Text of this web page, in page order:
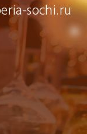
sochi.ru